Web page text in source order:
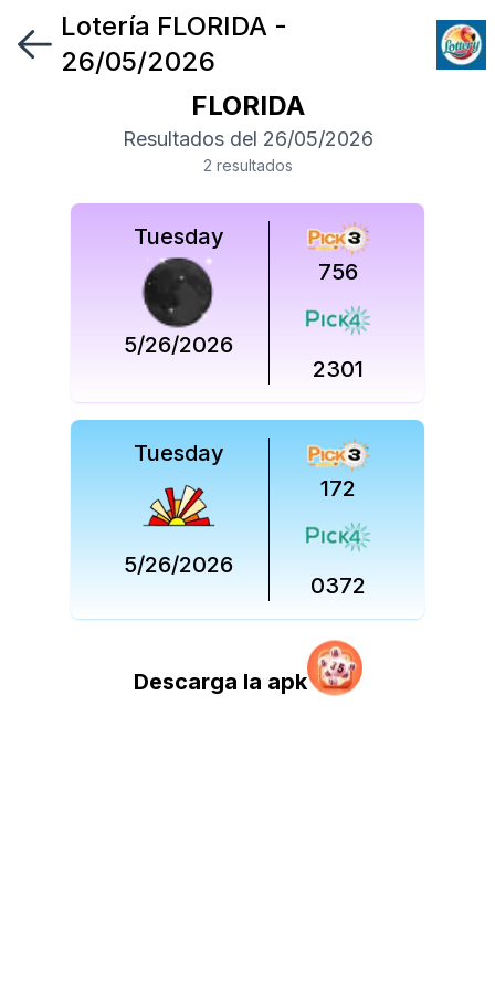
Síguenos
en
Lotería FLORIDA-
26/05/2026
FLORIDA
Resultados del 26/05/2026
2 resultados
Tuesday
5/26/2026
756
2301
Tuesday
5/26/2026
172
0372
Descarga la apk